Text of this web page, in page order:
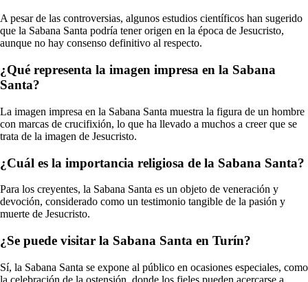
A pesar de las controversias, algunos estudios científicos han sugerido
que la Sabana Santa podría tener origen en la época de Jesucristo,
aunque no hay consenso definitivo al respecto.
¿Qué representa la imagen impresa en la Sabana
Santa?
La imagen impresa en la Sabana Santa muestra la figura de un hombre
con marcas de crucifixión, lo que ha llevado a muchos a creer que se
trata de la imagen de Jesucristo.
¿Cuál es la importancia religiosa de la Sabana Santa?
Para los creyentes, la Sabana Santa es un objeto de veneración y
devoción, considerado como un testimonio tangible de la pasión y
muerte de Jesucristo.
¿Se puede visitar la Sabana Santa en Turín?
Sí, la Sabana Santa se expone al público en ocasiones especiales, como
la celebración de la ostensión, donde los fieles pueden acercarse a